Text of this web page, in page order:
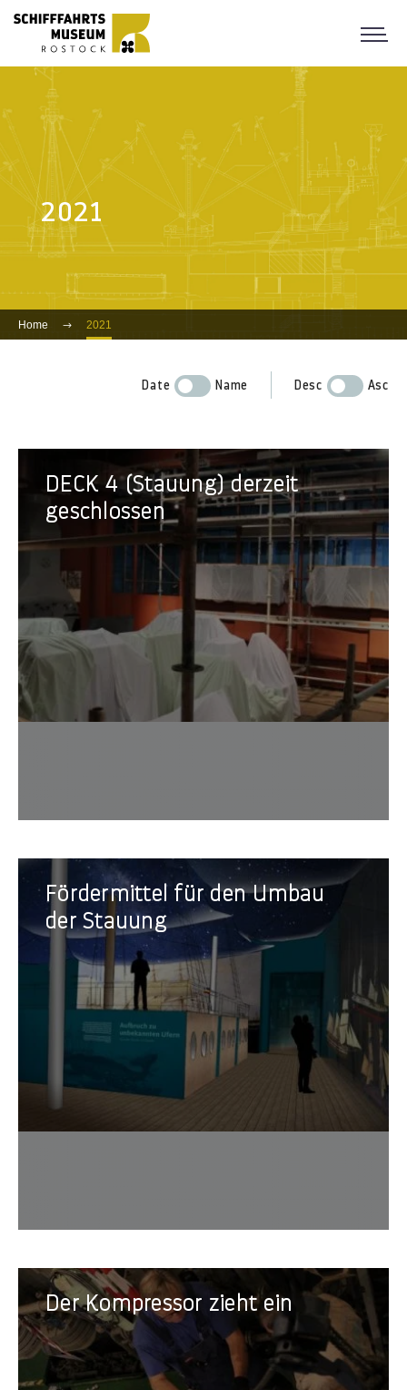
2021
Home 2021
Date Name Desc Asc
(Stauung)
derzeit
geschlossen
DECK 4 (Stauung) derzeit
geschlossen
Fördermittel
Umbau
Fördermittel für den Umbau
der Stauung
Der
Kompressor
zieht
ein
Der Kompressor zieht ein